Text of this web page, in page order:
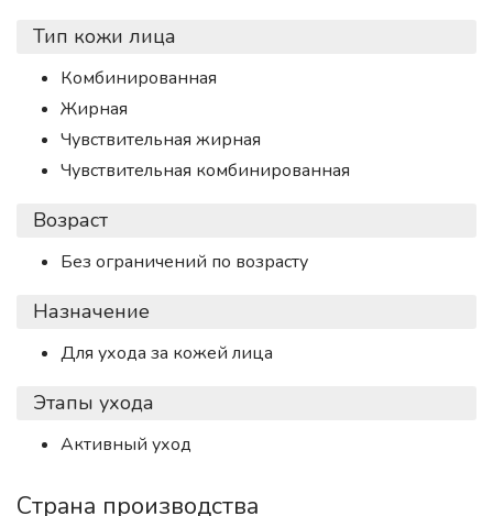
Тип кожи лица
Комбинированная
Жирная
Чувствительная жирная
Чувствительная комбинированная
Возраст
Без ограничений по возрасту
Назначение
Для ухода за кожей лица
Этапы ухода
Активный уход
Страна производства